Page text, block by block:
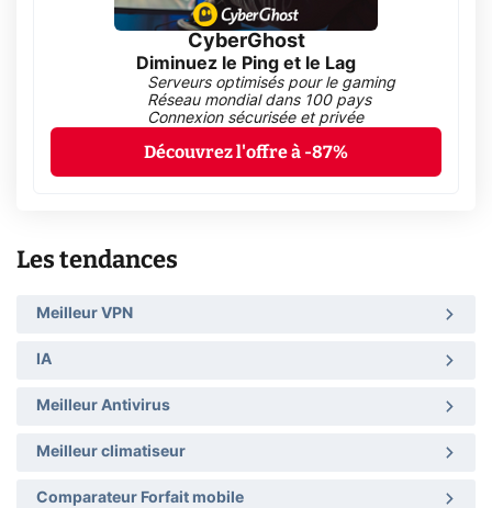
CyberGhost
Diminuez le Ping et le Lag
Serveurs optimisés pour le gaming
Réseau mondial dans 100 pays
Connexion sécurisée et privée
Découvrez l'offre à -87%
Les tendances
Meilleur VPN
IA
Meilleur Antivirus
Meilleur climatiseur
Comparateur Forfait mobile